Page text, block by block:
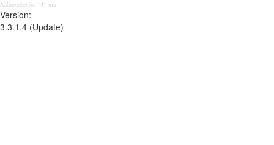
Aufbereitet in: 141 ms;
Version:
3.3.1.4 (Update)